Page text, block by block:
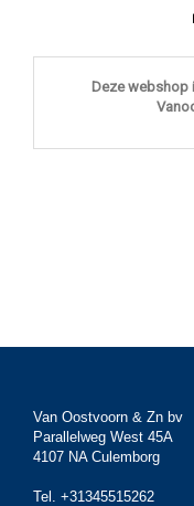
Deze webshop
Van Oostvoorn & Zn bv
Parallelweg West 45A
4107 NA Culemborg
Tel. +31345515262